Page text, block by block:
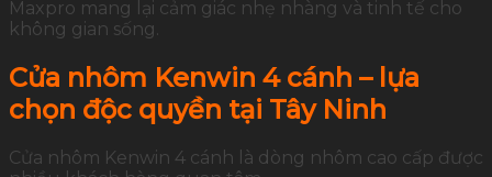
Maxpro mang lại cảm giác nhẹ nhàng và tinh tế cho
không gian sống.
Cửa nhôm Kenwin 4 cánh – lựa
chọn độc quyền tại Tây Ninh
Cửa nhôm Kenwin 4 cánh là dòng nhôm cao cấp được